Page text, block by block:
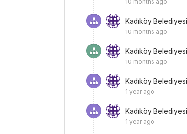
10 months ago
Kadıköy Belediyesi
10 months ago
Kadıköy Belediyesi
10 months ago
Kadıköy Belediyesi
1 year ago
Kadıköy Belediyesi
1 year ago